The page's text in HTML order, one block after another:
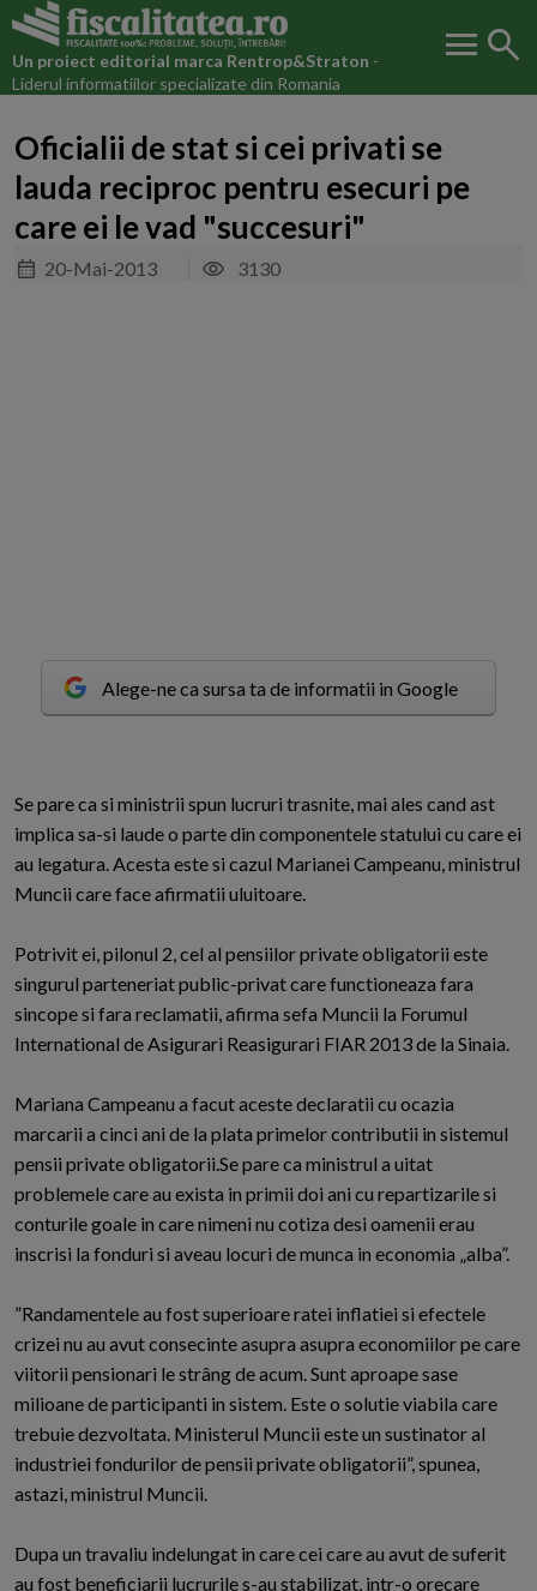
Un proiect editorial marca Rentrop&Straton -
Liderul informatiilor specializate din Romania
menu search
Oficialii de stat si cei privati se
lauda reciproc pentru esecuri pe
care ei le vad "succesuri"
20-Mai-2013 3130
Alege-ne ca sursa ta de informatii in Google
Se pare ca si ministrii spun lucruri trasnite, mai ales cand ast
implica sa-si laude o parte din componentele statului cu care ei
au legatura. Acesta este si cazul Marianei Campeanu, ministrul
Muncii care face afirmatii uluitoare.
Potrivit ei, pilonul 2, cel al pensiilor private obligatorii este
singurul parteneriat public-privat care functioneaza fara
sincope si fara reclamatii, afirma sefa Muncii la Forumul
International de Asigurari Reasigurari FIAR 2013 de la Sinaia.
Mariana Campeanu a facut aceste declaratii cu ocazia
marcarii a cinci ani de la plata primelor contributii in sistemul
pensii private obligatorii.Se pare ca ministrul a uitat
problemele care au exista in primii doi ani cu repartizarile si
conturile goale in care nimeni nu cotiza desi oamenii erau
inscrisi la fonduri si aveau locuri de munca in economia „alba”.
”Randamentele au fost superioare ratei inflatiei si efectele
crizei nu au avut consecinte asupra asupra economiilor pe care
viitorii pensionari le strâng de acum. Sunt aproape sase
milioane de participanti in sistem. Este o solutie viabila care
trebuie dezvoltata. Ministerul Muncii este un sustinator al
industriei fondurilor de pensii private obligatorii”, spunea,
astazi, ministrul Muncii.
Dupa un travaliu indelungat in care cei care au avut de suferit
au fost beneficiarii lucrurile s-au stabilizat, intr-o orecare